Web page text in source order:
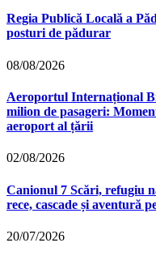
Regia Publică Locală a
posturi de pădurar
08/08/2026
Aeroportul Internațional
milion de pasageri:
aeroport al țării
02/08/2026
Canionul 7 Scări, refugiu
rece, cascade și aventură
20/07/2026